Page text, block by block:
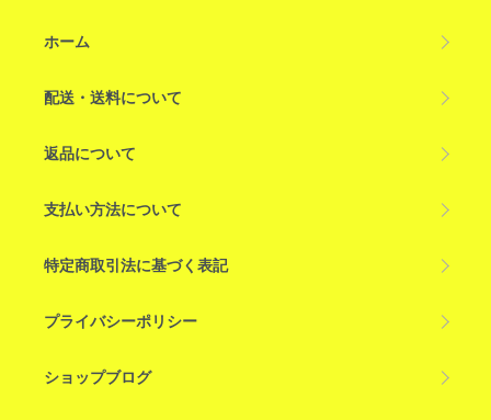
ホーム
配送・送料について
返品について
支払い方法について
特定商取引法に基づく表記
プライバシーポリシー
ショップブログ